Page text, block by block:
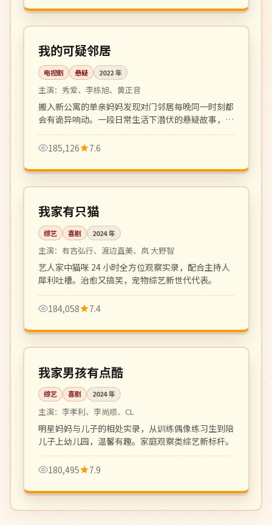
韩国
完结 全 12 集
我的可疑邻居
电视剧 悬疑 2022年
主演： 秀爱、李栋旭、黄正音
搬入新公寓的单亲妈妈发现对门邻居每晚同一时刻都
会有诡异响动。一段日常生活下潜伏的悬疑故事，主
妇视角的高质量推理剧。
185,126
7.6
日本
热播 更新至 16 期
我家有只猫
综艺 喜剧 2024年
主演： 有吉弘行、渡边直美、岚 大野智
艺人家中猫咪 24 小时全方位观察实录，配合主持人
犀利吐槽。治愈又搞笑，宠物综艺新世代代表。
184,058 7.4
韩国
热播 更新至 6 期
我家男孩有点酷
综艺 喜剧 2024年
主演： 李孝利、李尚顺、CL
明星妈妈与儿子的相处实录，从训练偶像练习生到陪
儿子上幼儿园，温馨有趣。家庭观察类综艺新标杆。
180,495 7.9